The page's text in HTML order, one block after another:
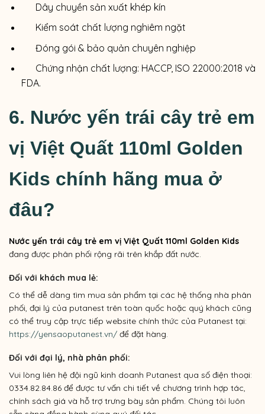
Dây chuyền sản xuất khép kín
Kiểm soát chất lượng nghiêm ngặt
Đóng gói & bảo quản chuyên nghiệp
Chứng nhận chất lượng: HACCP, ISO 22000:2018 và
FDA.
6. Nước yến trái cây trẻ em
vị Việt Quất 110ml Golden
Kids chính hãng mua ở
đâu?
Nước yến trái cây trẻ em vị Việt Quất 110ml Golden Kids
đang được phân phối rộng rãi trên khắp đất nước.
Đối với khách mua lẻ:
Có thể dễ dàng tìm mua sản phẩm tại các hệ thống nhà phân
phối, đại lý của putanest trên toàn quốc hoặc quý khách cũng
có thể truy cập trực tiếp website chính thức của Putanest tại:
https://yensaoputanest.vn/ để đặt hàng.
Đối với đại lý, nhà phân phối:
Vui lòng liên hệ đội ngũ kinh doanh Putanest qua số điện thoại:
0334.82.84.86 để được tư vấn chi tiết về chương trình hợp tác,
chính sách giá và hỗ trợ trưng bày sản phẩm. Chúng tôi luôn